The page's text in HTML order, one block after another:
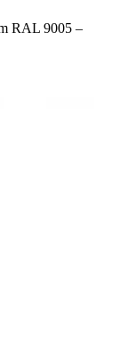
RAL 9005 –